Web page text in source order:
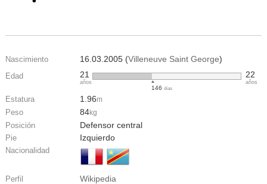
Nascimiento 16.03.2005 (Villeneuve Saint George)
Edad 21
años
146 días
22
años
Estatura 1.96m
Peso 84kg
Posición Defensor central
Pie Izquierdo
Nacionalidad
Perfil Wikipedia